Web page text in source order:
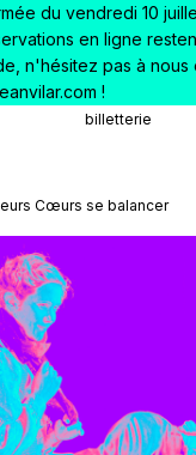
du vendredi 10
en ligne
n'hésitez pas à nous
!
billetterie
Cœurs se balancer